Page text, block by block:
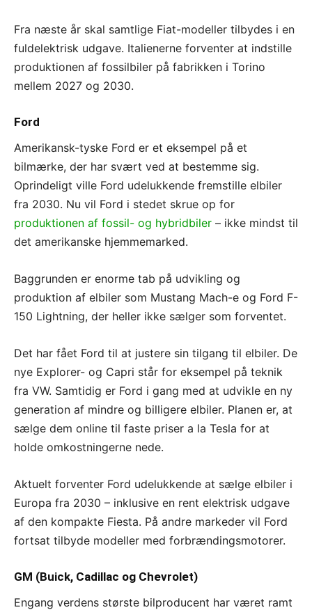
Fra næste år skal samtlige Fiat-modeller tilbydes i en
fuldelektrisk udgave. Italienerne forventer at indstille
produktionen af fossilbiler på fabrikken i Torino
mellem 2027 og 2030.
Ford
Amerikansk-tyske Ford er et eksempel på et
bilmærke, der har svært ved at bestemme sig.
Oprindeligt ville Ford udelukkende fremstille elbiler
fra 2030. Nu vil Ford i stedet skrue op for
produktionen af fossil- og hybridbiler – ikke mindst til
det amerikanske hjemmemarked.
Baggrunden er enorme tab på udvikling og
produktion af elbiler som Mustang Mach-e og Ford F-
150 Lightning, der heller ikke sælger som forventet.
Det har fået Ford til at justere sin tilgang til elbiler. De
nye Explorer- og Capri står for eksempel på teknik
fra VW. Samtidig er Ford i gang med at udvikle en ny
generation af mindre og billigere elbiler. Planen er, at
sælge dem online til faste priser a la Tesla for at
holde omkostningerne nede.
Aktuelt forventer Ford udelukkende at sælge elbiler i
Europa fra 2030 – inklusive en rent elektrisk udgave
af den kompakte Fiesta. På andre markeder vil Ford
fortsat tilbyde modeller med forbrændingsmotorer.
GM (Buick, Cadillac og Chevrolet)
Engang verdens største bilproducent har været ramt